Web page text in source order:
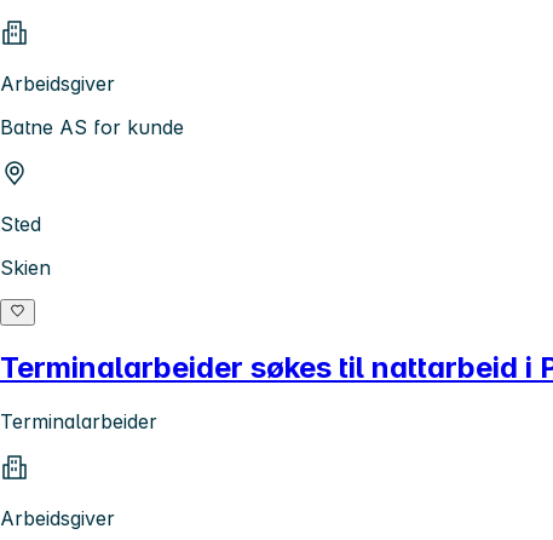
Arbeidsgiver
Batne AS for kunde
Sted
Skien
Terminalarbeider søkes til nattarbeid i
Terminalarbeider
Arbeidsgiver